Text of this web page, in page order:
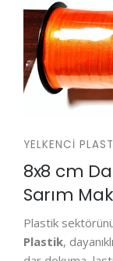
YELKENCI
8x8 cm
Sarım
Plastik
Plastik,